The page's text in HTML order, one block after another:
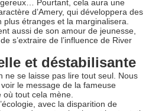
Pourtant, cela aura une
d’Amery, qui développera des
étranges et la marginalisera.
aussi de son amour de jeunesse,
s’extraire de l’influence de River
et déstabilisante
ne se laisse pas lire tout seul. Nous
le message de la fameuse
tout cela mène.
avec la disparition de